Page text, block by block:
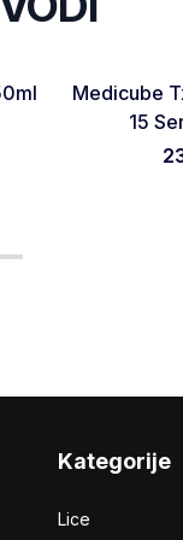
pregled
FavoriteMedicube
15
Kategorije
Lice